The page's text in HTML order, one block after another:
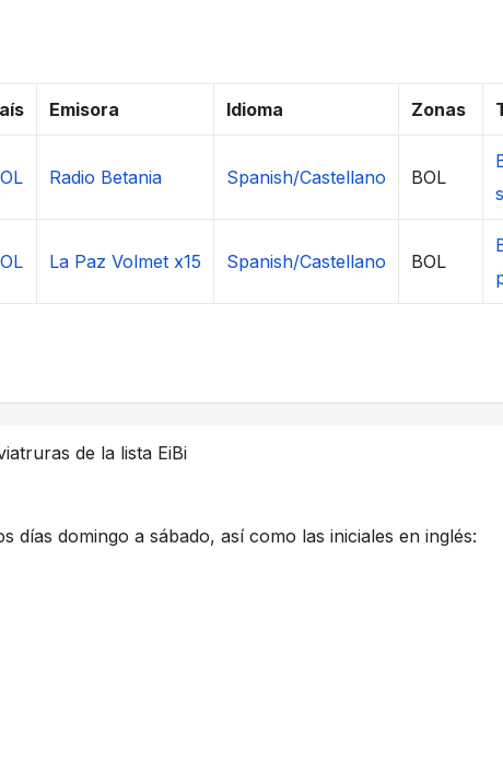
Emisora Idioma Zonas
Radio Betania Spanish/Castellano BOL
La Paz Volmet x15 Spanish/Castellano BOL
de la lista EiBi
días domingo a sábado, así como las iniciales en inglés: